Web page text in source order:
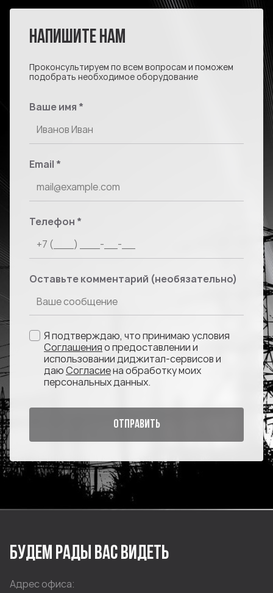
НАПИШИТЕ НАМ
Проконсультируем по всем вопросам и поможем
подобрать необходимое оборудование
Ваше имя *
Email *
Телефон *
Оставьте комментарий (необязательно)
Я подтверждаю, что принимаю условия
Соглашенияо предоставлении и
использовании диджитал-сервисов и
даюСогласиена обработку моих
персональных данных.
ОТПРАВИТЬ
БУДЕМ РАДЫ ВАС ВИДЕТЬ
Адрес офиса: